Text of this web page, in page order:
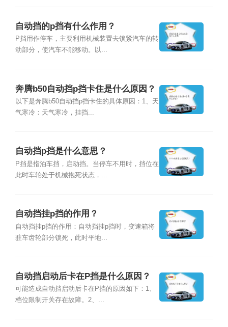
自动挡的p挡有什么作用？
P挡用作停车，主要利用机械装置去锁紧汽车的转
动部分，使汽车不能移动。以...
奔腾b50自动挡p挡卡住是什么原因？
以下是奔腾b50自动挡p挡卡住的具体原因：1、天
气寒冷：天气寒冷，挂挡...
自动挡p挡是什么意思？
P挡是指泊车挡，启动挡。当停车不用时，挡位在
此时车轮处于机械抱死状态，...
自动挡挂p挡的作用？
自动挡挂p挡的作用：自动挡挂p挡时，变速箱将
驻车齿轮部分锁死，此时平地...
自动挡启动后卡在P挡是什么原因？
可能造成自动挡启动后卡在P挡的原因如下：1、
档位限制开关存在故障。2、...